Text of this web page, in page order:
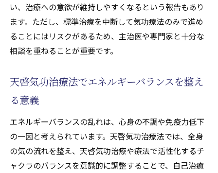
い、治療への意欲が維持しやすくなるという報告もあり
ます。ただし、標準治療を中断して気功療法のみで進め
ることにはリスクがあるため、主治医や専門家と十分な
相談を重ねることが重要です。
天啓気功治療法でエネルギーバランスを整え
る意義
エネルギーバランスの乱れは、心身の不調や免疫力低下
の一因と考えられています。天啓気功治療法では、全身
の気の流れを整え、天啓気功治療や療法で活性化するチ
ャクラのバランスを意識的に調整することで、自己治癒